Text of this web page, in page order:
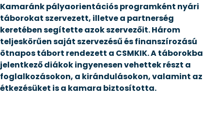
Kamaránk pályaorientációs programként nyári
táborokat szervezett, illetve a partnerség
keretében segítette azok szervezőit. Három
teljeskörűen saját szervezésű és finanszírozású
ötnapos tábort rendezett a CSMKIK. A táborokba
jelentkező diákok ingyenesen vehettek részt a
foglalkozásokon, a kirándulásokon, valamint az
étkezésüket is a kamara biztosította.